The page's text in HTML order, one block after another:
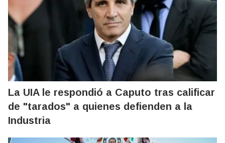
La UIA le respondió a Caputo tras calificar
de "tarados" a quienes defienden a la
Industria